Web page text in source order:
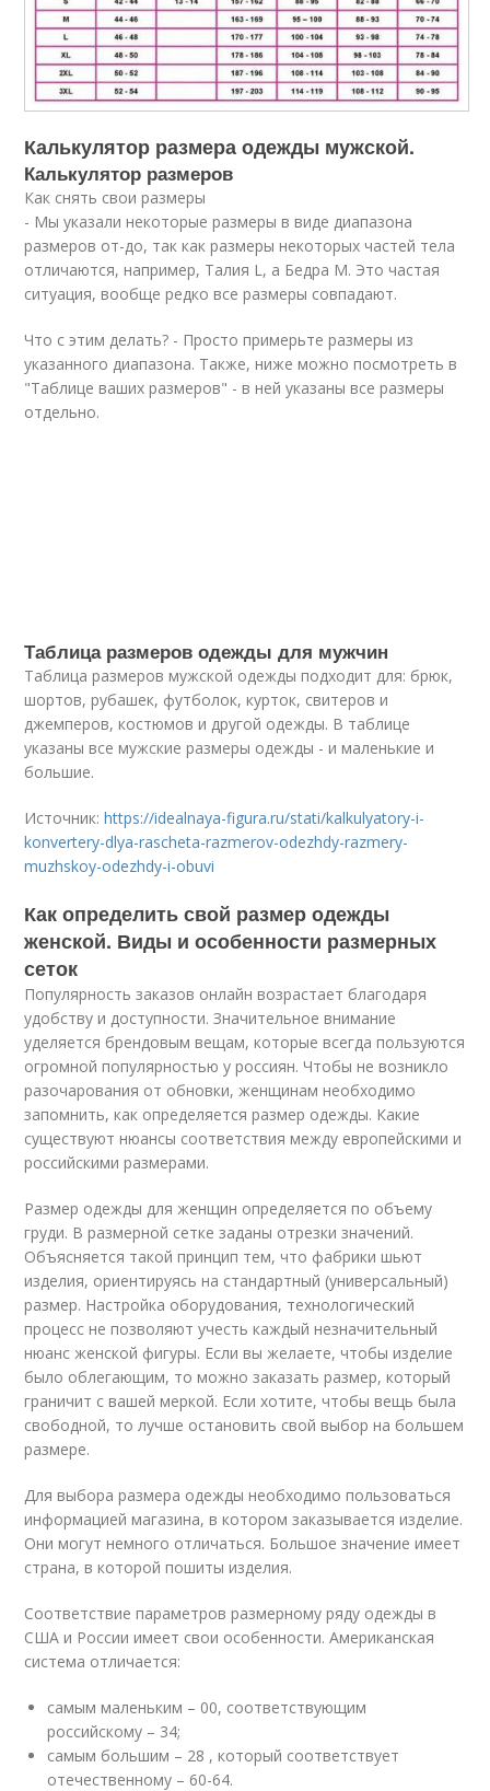
Калькулятор размера одежды мужской.
Калькулятор размеров
Как снять свои размеры
- Мы указали некоторые размеры в виде диапазона
размеров от-до, так как размеры некоторых частей тела
отличаются, например, Талия L, а Бедра M. Это частая
ситуация, вообще редко все размеры совпадают.
Что с этим делать? - Просто примерьте размеры из
указанного диапазона. Также, ниже можно посмотреть в
"Таблице ваших размеров" - в ней указаны все размеры
отдельно.
Таблица размеров одежды для мужчин
Таблица размеров мужской одежды подходит для: брюк,
шортов, рубашек, футболок, курток, свитеров и
джемперов, костюмов и другой одежды. В таблице
указаны все мужские размеры одежды - и маленькие и
большие.
Источник:https://idealnaya-figura.ru/stati/kalkulyatory-i-
konvertery-dlya-rascheta-razmerov-odezhdy-razmery-
muzhskoy-odezhdy-i-obuvi
Как определить свой размер одежды
женской. Виды и особенности размерных
сеток
Популярность заказов онлайн возрастает благодаря
удобству и доступности. Значительное внимание
уделяется брендовым вещам, которые всегда пользуются
огромной популярностью у россиян. Чтобы не возникло
разочарования от обновки, женщинам необходимо
запомнить, как определяется размер одежды. Какие
существуют нюансы соответствия между европейскими и
российскими размерами.
Размер одежды для женщин определяется по объему
груди. В размерной сетке заданы отрезки значений.
Объясняется такой принцип тем, что фабрики шьют
изделия, ориентируясь на стандартный (универсальный)
размер. Настройка оборудования, технологический
процесс не позволяют учесть каждый незначительный
нюанс женской фигуры. Если вы желаете, чтобы изделие
было облегающим, то можно заказать размер, который
граничит с вашей меркой. Если хотите, чтобы вещь была
свободной, то лучше остановить свой выбор на большем
размере.
Для выбора размера одежды необходимо пользоваться
информацией магазина, в котором заказывается изделие.
Они могут немного отличаться. Большое значение имеет
страна, в которой пошиты изделия.
Соответствие параметров размерному ряду одежды в
США и России имеет свои особенности. Американская
система отличается:
самым маленьким – 00, соответствующим
российскому – 34;
самым большим – 28 , который соответствует
отечественному – 60-64.